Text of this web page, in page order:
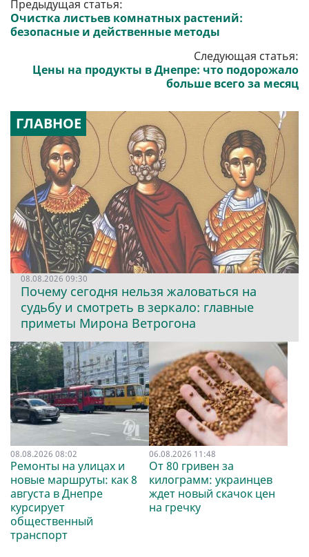
Предыдущая статья:
Очистка листьев комнатных растений:
безопасные и действенные методы
Следующая статья:
Цены на продукты в Днепре: что подорожало
больше всего за месяц
ГЛАВНОЕ
08.08.2026 09:30
Почему сегодня нельзя жаловаться на
судьбу и смотреть в зеркало: главные
приметы Мирона Ветрогона
08.08.2026 08:02
Ремонты на улицах и
новые маршруты: как 8
августа в Днепре
курсирует
общественный
транспорт
06.08.2026 11:48
От 80 гривен за
килограмм: украинцев
ждет новый скачок цен
на гречку